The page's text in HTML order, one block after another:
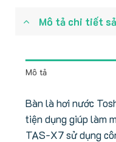
Mô tả chi tiết
Mô tả
Bàn là hơi nước
tiện dụng giúp làm
TAS-X7 sử dụng